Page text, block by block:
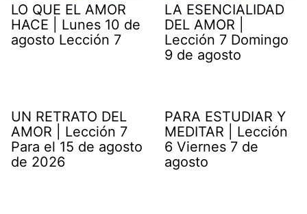
LO QUE EL AMOR
HACE | Lunes 10 de
agosto Lección 7
LA ESENCIALIDAD
DEL AMOR |
Lección 7 Domingo
9 de agosto
UN RETRATO DEL
AMOR | Lección 7
Para el 15 de agosto
de 2026
PARA ESTUDIAR Y
MEDITAR | Lección
6 Viernes 7 de
agosto